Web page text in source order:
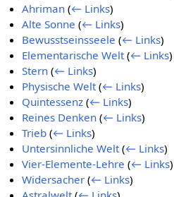
Ahriman (← Links)
Alte Sonne (← Links)
Bewusstseinsseele (← Links)
Elementarische Welt (← Links)
Stern (← Links)
Physische Welt (← Links)
Quintessenz (← Links)
Reines Denken (← Links)
Trieb (← Links)
Untersinnliche Welt (← Links)
Vier-Elemente-Lehre (← Links)
Widersacher (← Links)